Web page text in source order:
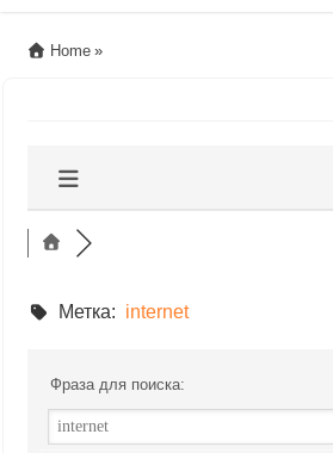
Home »
Метка: internet
Фраза для поиска: